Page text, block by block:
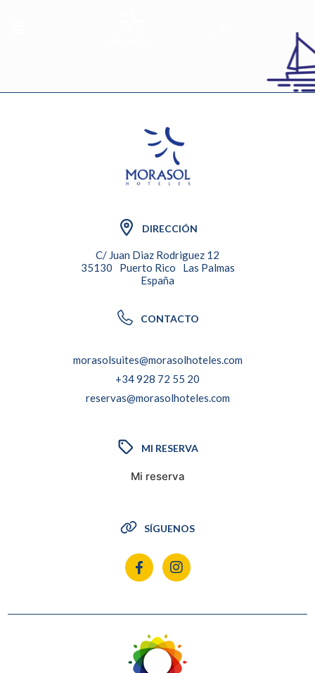
DIRECCIÓN
C/ Juan Diaz Rodriguez 12
35130
Puerto Rico
Las Palmas
España
CONTACTO
morasolsuites@morasolhoteles.com
+34 928 72 55 20
reservas@morasolhoteles.com
MI RESERVA
Mi reserva
SÍGUENOS